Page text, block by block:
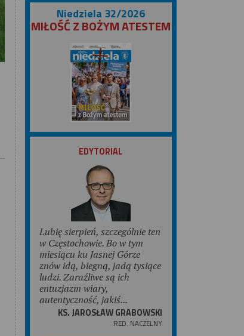
Niedziela 32/2026
MIŁOŚĆ Z BOŻYM ATESTEM
ZOBACZ
EDYTORIAL
Lubię sierpień, szczególnie ten
w Częstochowie. Bo w tym
miesiącu ku Jasnej Górze
znów idą, biegną, jadą tysiące
ludzi. Zaraźliwe są ich
entuzjazm wiary,
autentyczność, jakiś...
KS. JAROSŁAW GRABOWSKI
RED. NACZELNY